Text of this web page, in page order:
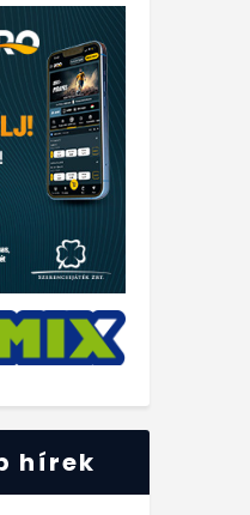
hírek